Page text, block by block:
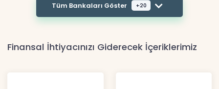
Tüm Bankaları Göster +20
Finansal İhtiyacınızı Giderecek İçeriklerimiz